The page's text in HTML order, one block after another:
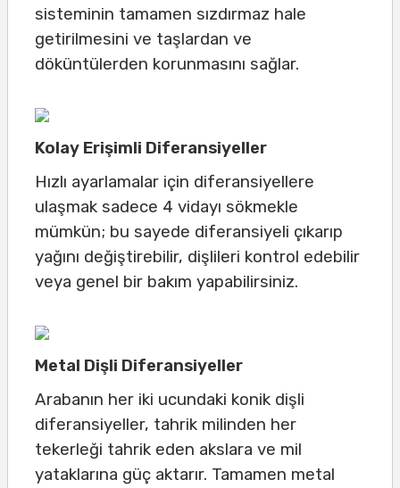
sisteminin tamamen sızdırmaz hale
getirilmesini ve taşlardan ve
döküntülerden korunmasını sağlar.
Kolay Erişimli Diferansiyeller
Hızlı ayarlamalar için diferansiyellere
ulaşmak sadece 4 vidayı sökmekle
mümkün; bu sayede diferansiyeli çıkarıp
yağını değiştirebilir, dişlileri kontrol edebilir
veya genel bir bakım yapabilirsiniz.
Metal Dişli Diferansiyeller
Arabanın her iki ucundaki konik dişli
diferansiyeller, tahrik milinden her
tekerleği tahrik eden akslara ve mil
yataklarına güç aktarır. Tamamen metal